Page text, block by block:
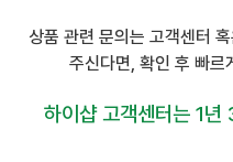
상품 관련 문의는 고객센터
주신다면, 확인 후 빠르
하이샵 고객센터는 1